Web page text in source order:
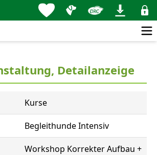
Detailanzeige
Kurse
Begleithunde Intensiv
Workshop Korrekter Aufbau +